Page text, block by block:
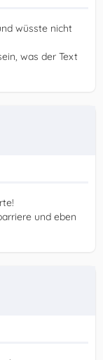
wüsste nicht
was der Text
und eben